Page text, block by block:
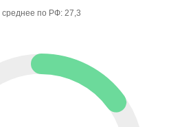
среднее по РФ: 27,3